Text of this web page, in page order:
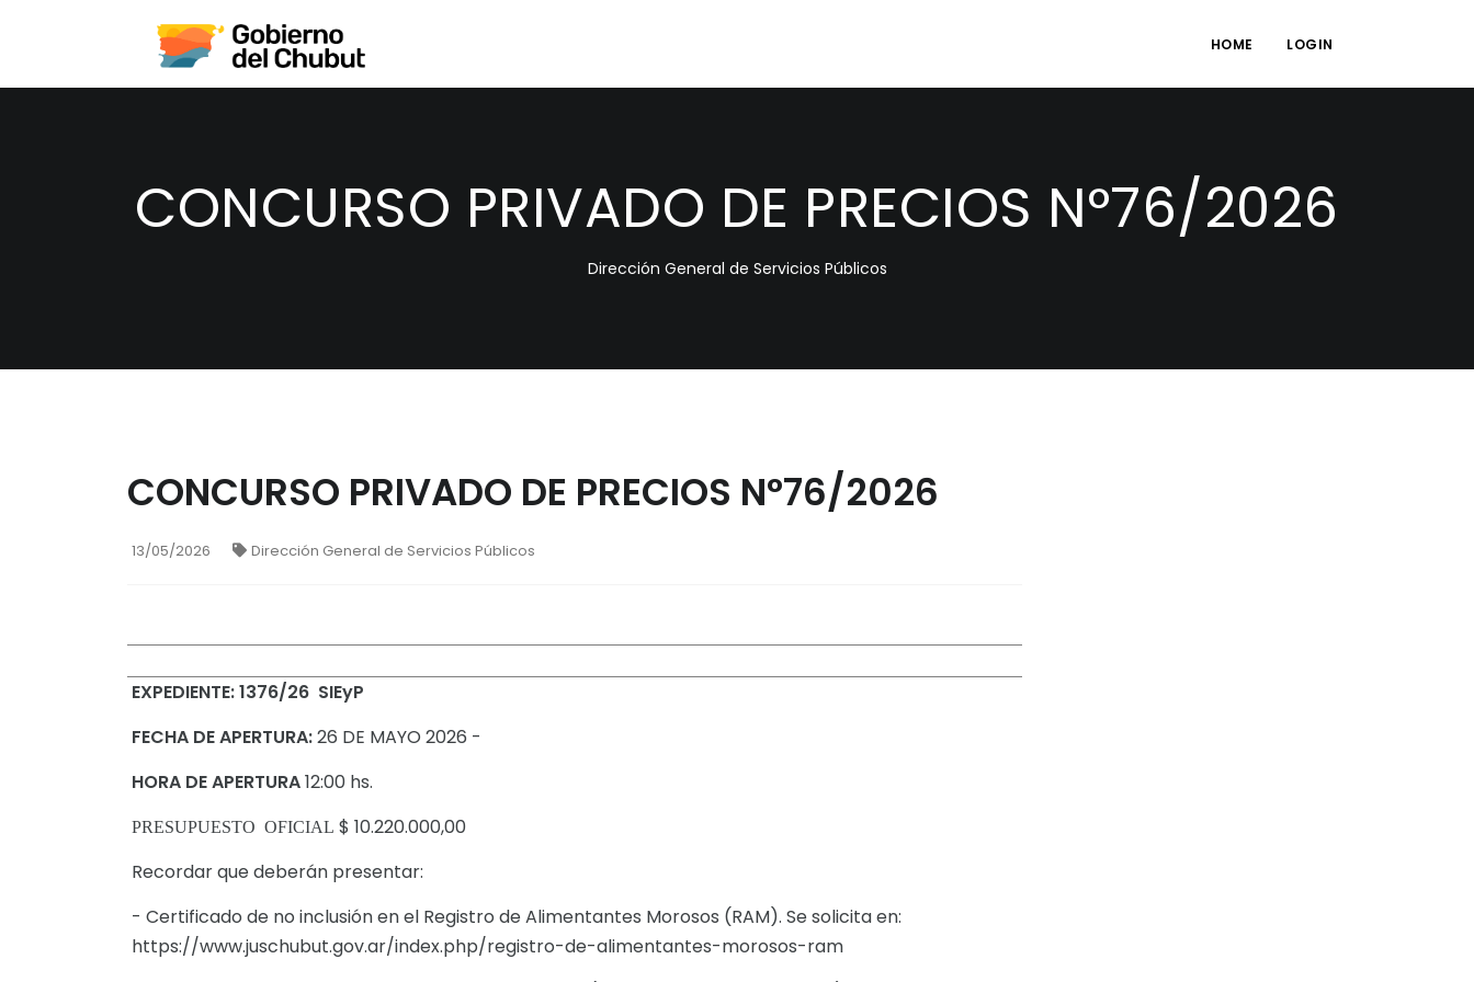
HOME LOGIN
CONCURSO PRIVADO DE PRECIOS N°76/2026
Dirección General de Servicios Públicos
CONCURSO PRIVADO DE PRECIOS N°76/2026
13/05/2026 Dirección General de Servicios Públicos
EXPEDIENTE: 1376/26 SIEyP
FECHA DE APERTURA:26 DE MAYO 2026 -
HORA DE APERTURA12:00 hs.
PRESUPUESTO OFICIAL $ 10.220.000,00
Recordar que deberán presentar:
- Certificado de no inclusión en el Registro de Alimentantes Morosos (RAM). Se solicita en:
https://www.juschubut.gov.ar/index.php/registro-de-alimentantes-morosos-ram